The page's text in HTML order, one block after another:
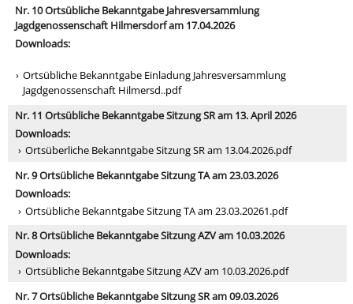
Nr. 10 Ortsübliche Bekanntgabe Jahresversammlung
Jagdgenossenschaft Hilmersdorf am 17.04.2026
Downloads:
Ortsübliche Bekanntgabe Einladung Jahresversammlung
Jagdgenossenschaft Hilmersd..pdf
Nr. 11 Ortsübliche Bekanntgabe Sitzung SR am 13. April 2026
Downloads:
Ortsüberliche Bekanntgabe Sitzung SR am 13.04.2026.pdf
Nr. 9 Ortsübliche Bekanntgabe Sitzung TA am 23.03.2026
Downloads:
Ortsübliche Bekanntgabe Sitzung TA am 23.03.20261.pdf
Nr. 8 Ortsübliche Bekanntgabe Sitzung AZV am 10.03.2026
Downloads:
Ortsübliche Bekanntgabe Sitzung AZV am 10.03.2026.pdf
Nr. 7 Ortsübliche Bekanntgabe Sitzung SR am 09.03.2026